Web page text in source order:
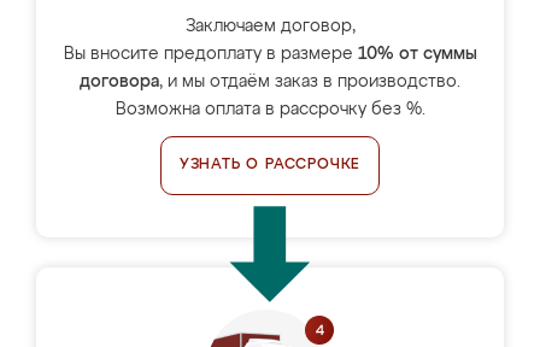
Заключаем договор,
Вы вносите предоплату в размере 10% от суммы
договора, и мы отдаём заказ в производство.
Возможна оплата в рассрочку без %.
УЗНАТЬ О РАССРОЧКЕ